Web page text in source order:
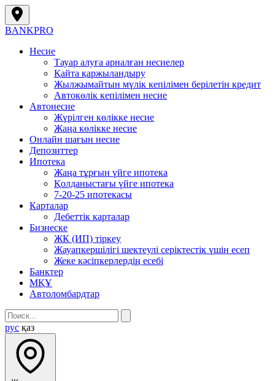
BANKPRO
Несие
Тауар алуға арналған несиелер
Қайта қаржыландыру
Жылжымайтын мүлік кепілімен берілетін кредит
Автокөлік кепілімен несие
Автонесие
Жүрілген көлікке несие
Жаңа көлікке несие
Онлайн шағын несие
Депозиттер
Ипотека
Жаңа тұрғын үйге ипотека
Қолданыстағы үйге ипотека
7-20-25 ипотекасы
Карталар
Дебеттік карталар
Бизнеске
ЖК (ИП) тіркеу
Жауапкершілігі шектеулі серіктестік үшін есеп
Жеке кәсіпкерлердің есебі
Банктер
МҚҰ
Автоломбардтар
рус қаз